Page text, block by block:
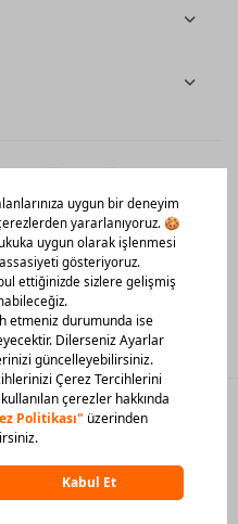
Hemen İndir!
Saklıdır
izinsiz kullanılamaz.